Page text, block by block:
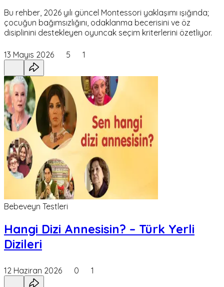
Bu rehber, 2026 yılı güncel Montessori yaklaşımı ışığında;
çocuğun bağımsızlığını, odaklanma becerisini ve öz
disiplinini destekleyen oyuncak seçim kriterlerini özetliyor.
13 Mayıs 2026 5 1
Bebeveyn Testleri
Hangi Dizi Annesisin? – Türk Yerli
Dizileri
12 Haziran 2026 0 1